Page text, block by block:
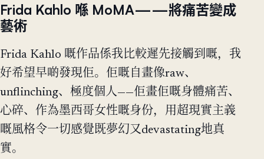
Frida Kahlo 喺 MoMA——將痛苦變成
藝術
Frida Kahlo 嘅作品係我比較遲先接觸到嘅，我
好希望早啲發現佢。佢嘅自畫像raw、
unflinching、極度個人——佢畫佢嘅身體痛苦、
心碎、作為墨西哥女性嘅身份，用超現實主義
嘅風格令一切感覺既夢幻又devastating地真
實。